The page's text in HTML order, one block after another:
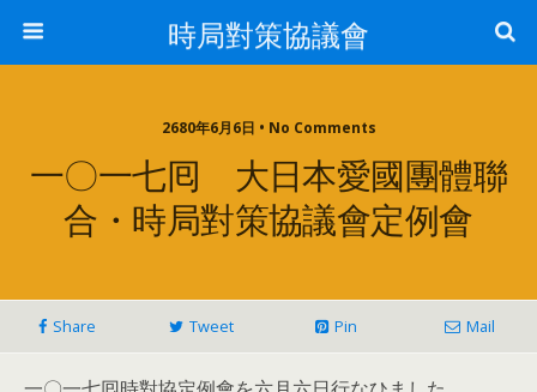
時局對策協議會
2680年6月6日 • No Comments
一〇一七囘 大日本愛國團體聯
合・時局對策協議會定例會
Share Tweet Pin Mail